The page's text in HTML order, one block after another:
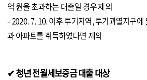
억 원을 초과하는 대출일 경우 제외
- 2020. 7. 10. 이후 투기지역, 투기과열지구에
과 아파트를 취득하였다면 제외
✔ 청년 전월세보증금 대출 대상